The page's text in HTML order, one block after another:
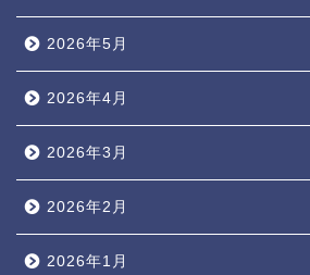
2026年5月
2026年4月
2026年3月
2026年2月
2026年1月